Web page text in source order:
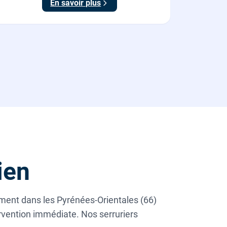
En savoir plus
dans les Pyrénées-Orientales (66)
immédiate. Nos serruriers